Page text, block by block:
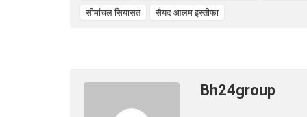
k
p
सीमांचल सियासत
सैयद आलम इस्तीफा
Bh24group